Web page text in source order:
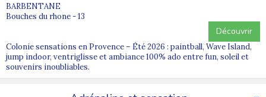
BARBENTANE
Bouches du rhone - 13
Découvrir
Colonie sensations en Provence – Été 2026 : paintball, Wave Island,
jump indoor, ventriglisse et ambiance 100% ado entre fun, soleil et
souvenirs inoubliables.